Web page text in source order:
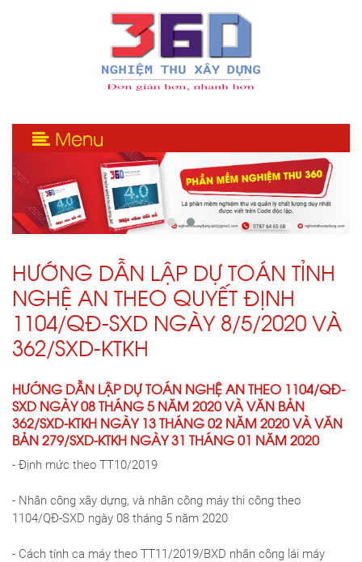
Menu
HƯỚNG DẪN LẬP DỰ TOÁN TỈNH
NGHỆ AN THEO QUYẾT ĐỊNH
1104/QĐ-SXD NGÀY 8/5/2020 VÀ
362/SXD-KTKH
HƯỚNG DẪN LẬP DỰ TOÁN NGHỆ AN THEO 1104/QĐ-
SXD NGÀY 08 THÁNG 5 NĂM 2020 VÀ VĂN BẢN
362/SXD-KTKH NGÀY 13 THÁNG 02 NĂM 2020 VÀ VĂN
BẢN 279/SXD-KTKH NGÀY 31 THÁNG 01 NĂM 2020
- Định mức theo TT10/2019
- Nhân công xây dựng, và nhân công máy thi công theo
1104/QĐ-SXD ngày 08 tháng 5 năm 2020
- Cách tính ca máy theo TT11/2019/BXD nhân công lái máy